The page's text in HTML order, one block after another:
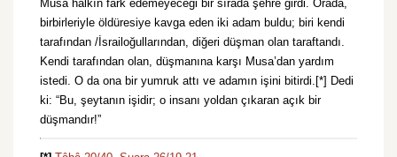
Musa halkın fark edemeyeceği bir sırada şehre girdi. Orada,
birbirleriyle öldüresiye kavga eden iki adam buldu; biri kendi
tarafından /İsrailoğullarından, diğeri düşman olan taraftandı.
Kendi tarafından olan, düşmanına karşı Musa’dan yardım
istedi. O da ona bir yumruk attı ve adamın işini bitirdi.[*] Dedi
ki: “Bu, şeytanın işidir; o insanı yoldan çıkaran açık bir
düşmandır!”